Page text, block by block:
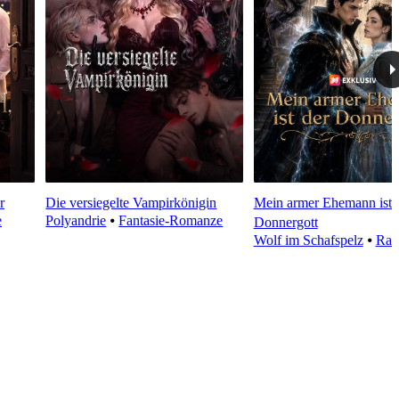
Die versiegelte Vampirkönigin
Polyandrie ⦁Fantasie-Romanze
Mein armer Ehemann ist
Donnergott
Wolf im Schafspelz⦁